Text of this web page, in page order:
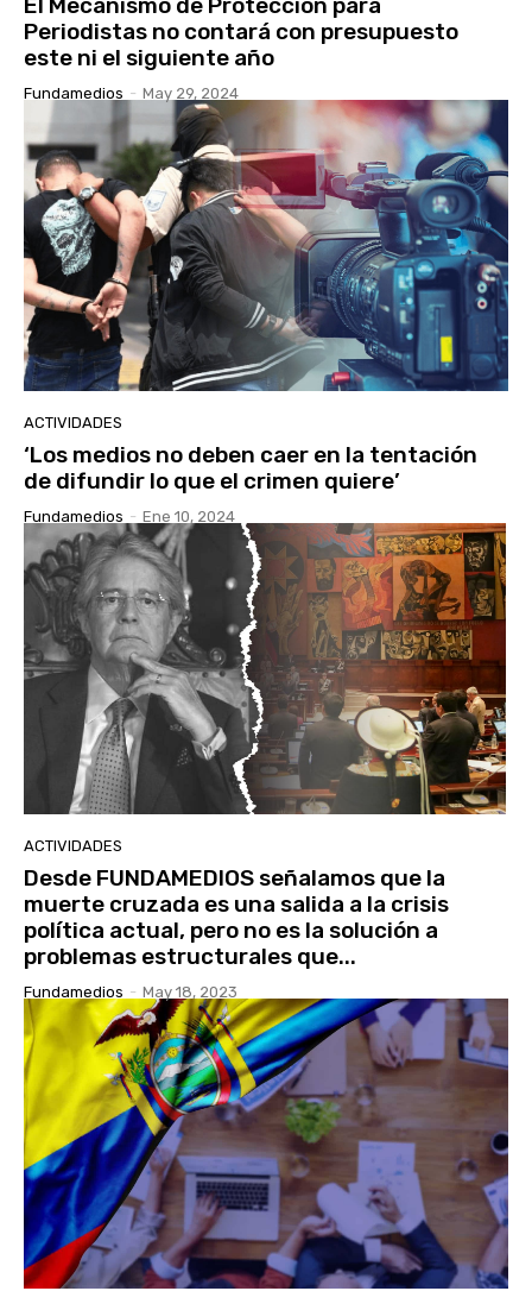
Periodistas no contará con presupuesto
este ni el siguiente año
Fundamedios - May 29, 2024
ACTIVIDADES
‘Los medios no deben caer en la tentación
de difundir lo que el crimen quiere’
Fundamedios - Ene 10, 2024
ACTIVIDADES
Desde FUNDAMEDIOS señalamos que la
muerte cruzada es una salida a la crisis
política actual, pero no es la solución a
problemas estructurales que...
Fundamedios - May 18, 2023